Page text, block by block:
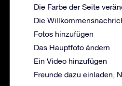
Die Farbe der Seite
Die
Fotos hinzufügen
Das Hauptfoto ändern
Ein Video hinzufügen
Freunde dazu einladen,